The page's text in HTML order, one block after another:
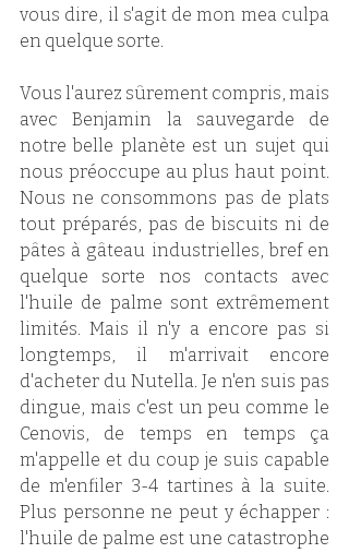
vous dire, il s'agit de mon mea culpa
en quelque sorte.
Vous l'aurez sûrement compris, mais
avec Benjamin la sauvegarde de
notre belle planète est un sujet qui
nous préoccupe au plus haut point.
Nous ne consommons pas de plats
tout préparés, pas de biscuits ni de
pâtes à gâteau industrielles, bref en
quelque sorte nos contacts avec
l'huile de palme sont extrêmement
limités. Mais il n'y a encore pas si
longtemps, il m'arrivait encore
d'acheter du Nutella. Je n'en suis pas
dingue, mais c'est un peu comme le
Cenovis, de temps en temps ça
m'appelle et du coup je suis capable
de m'enfiler 3-4 tartines à la suite.
Plus personne ne peut y échapper :
l'huile de palme est une catastrophe